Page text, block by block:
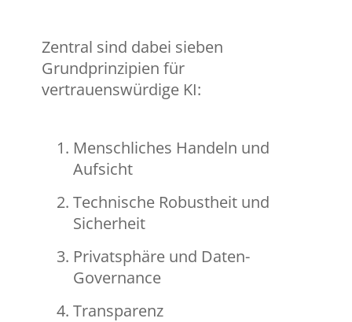
Zentral sind dabei sieben
Grundprinzipien für
vertrauenswürdige KI:
Menschliches Handeln und
Aufsicht
Technische Robustheit und
Sicherheit
Privatsphäre und Daten-
Governance
Transparenz